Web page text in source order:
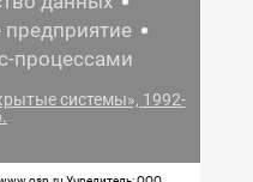
предприятие
процессами
системы», 1992-